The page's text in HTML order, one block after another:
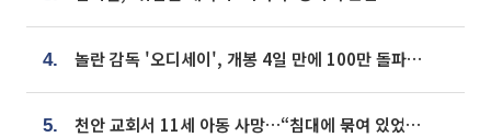
4. 놀란 감독 '오디세이', 개봉 4일 만에 100만 돌파⋯'왕사남' 보다 빠르다
5. 천안 교회서 11세 아동 사망…“침대에 묶여 있었다” 진술 확보